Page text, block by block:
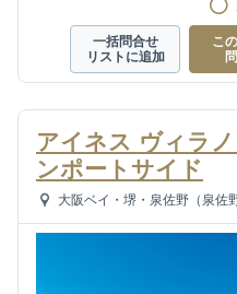
一括問合せ
リストに追加
こ
アイネス ヴィラ
ンポートサイド
大阪ベイ・堺・泉佐野（泉佐